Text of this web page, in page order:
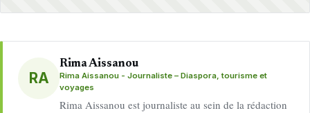
RA
Rima Aissanou
Rima Aissanou - Journaliste – Diaspora, tourisme et
voyages
Rima Aissanou est journaliste au sein de la rédaction